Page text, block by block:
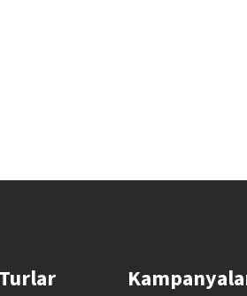
Turlar